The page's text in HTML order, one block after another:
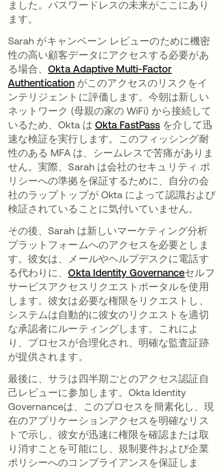
ました。パスワードレスの未来がここにあり
ます。
Sarah がキャンペーン レビューのために機密
性の高い顧客データにアクセスする必要があ
る場合、Okta Adaptive Multi-Factor
Authentication 新しいタブで開く
がこのアクセスのリスクをイ
ンテリジェントに評価します。今朝は新しい
ネットワーク (母親の家の WiFi) から接続して
いるため、Okta は Okta FastPass 新しいタブで
を介して迅
速な検証を実行します。このフィッシング耐
性のある MFA は、シームレスで苦痛がありま
せん。実際、Sarah は会社のセキュリティ ポ
リシーへの準拠を保証するために、自分の会
社のラップトップが Okta によって認識および
検証されていることに気付いていません。
その後、Sarah は新しいマーケティング分析
プラットフォームへのアクセスを必要としま
す。彼女は、メールやヘルプデスクに電話す
る代わりに、Okta Identity Governance新しい
セルフ
サービスアクセスリクエストポータルを使用
します。彼女は必要な権限をリクエストし、
システムは自動的に彼女のリクエストを適切
な承認者にルーティングします。これによ
り、プロセスが合理化され、明確な監査証跡
が提供されます。
最後に、サラは四半期ごとのアクセス認証自
己レビューに参加します。Okta Identity
Governanceは、このプロセスを簡素化し、現
在のアプリケーションアクセスを明確なリス
トで示し、彼女が迅速に権限を確認または取
り消すことを可能にし、規制要件および企業
ポリシーへのコンプライアンスを保証しま